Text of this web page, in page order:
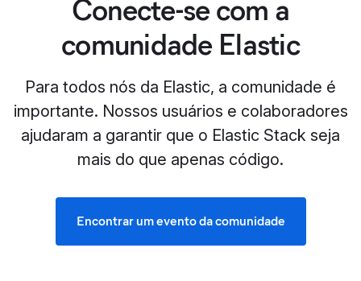
Conecte-se com a
comunidade Elastic
Para todos nós da Elastic, a comunidade é
importante. Nossos usuários e colaboradores
ajudaram a garantir que o Elastic Stack seja
mais do que apenas código.
Encontrar um evento da comunidade